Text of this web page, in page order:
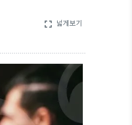
fullscreen 넓게보기